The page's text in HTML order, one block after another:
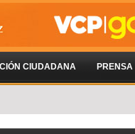
CIUDADANA PRENSA